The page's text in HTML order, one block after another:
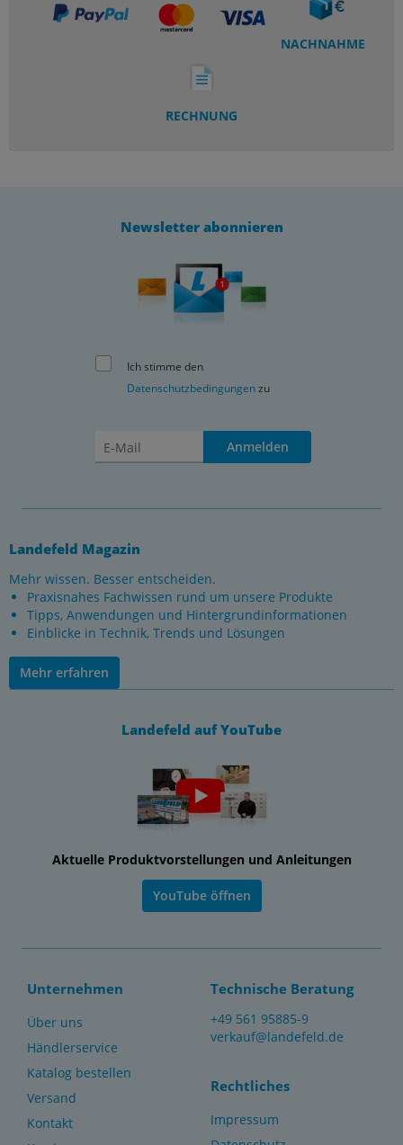
NACHNAHME
RECHNUNG
Newsletter abonnieren
Ich stimme den
Datenschutzbedingungenzu
Anmelden
Landefeld Magazin
Mehr wissen. Besser entscheiden.
Praxisnahes Fachwissen rund um unsere Produkte
Tipps, Anwendungen und Hintergrundinformationen
Einblicke in Technik, Trends und Lösungen
Mehr erfahren
Landefeld auf YouTube
Aktuelle Produktvorstellungen und Anleitungen
YouTube öffnen
Unternehmen
Über uns
Händlerservice
Katalog bestellen
Versand
Kontakt
Technische Beratung
+49 561 95885-9
verkauf@landefeld.de
Rechtliches
Impressum